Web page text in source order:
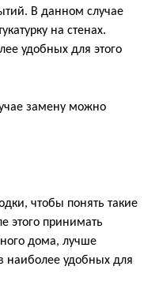
В данном случае
на стенах.
удобных для этого
замену можно
чтобы понять такие
этого принимать
дома, лучше
наиболее удобных для